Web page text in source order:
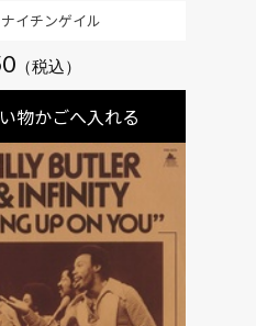
物かごへ入れる
イチンゲイル